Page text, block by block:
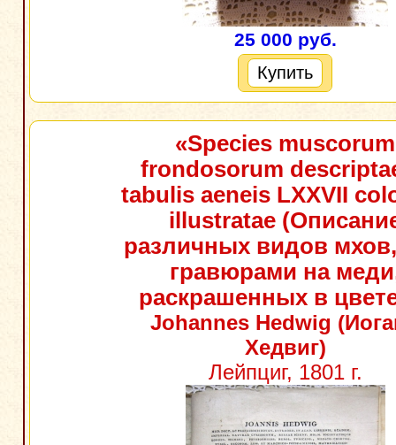
25 000 руб.
Купить
«Species muscorum
frondosorum
tabulis aeneis LXXVII
illustratae
различных видов
гравюрами на
раскрашенных в
Johannes Hedwig
Хедвиг)
Лейпциг, 1801 г.